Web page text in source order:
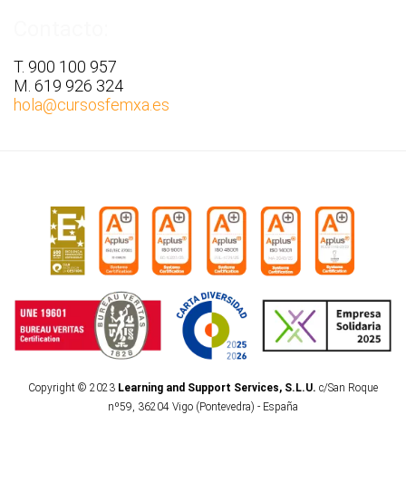
T. 900 100 957
M. 619 926 324
hola@cursosfemxa.es
Copyright © 2023 Learning and Support Services, S.L.U. c/San Roque
nº59, 36204 Vigo (Pontevedra) - España